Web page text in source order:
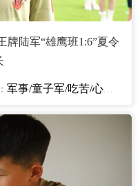
牌陆军“雄鹰班1:6”夏令
军事/童子军/吃苦/心智/领袖/励志